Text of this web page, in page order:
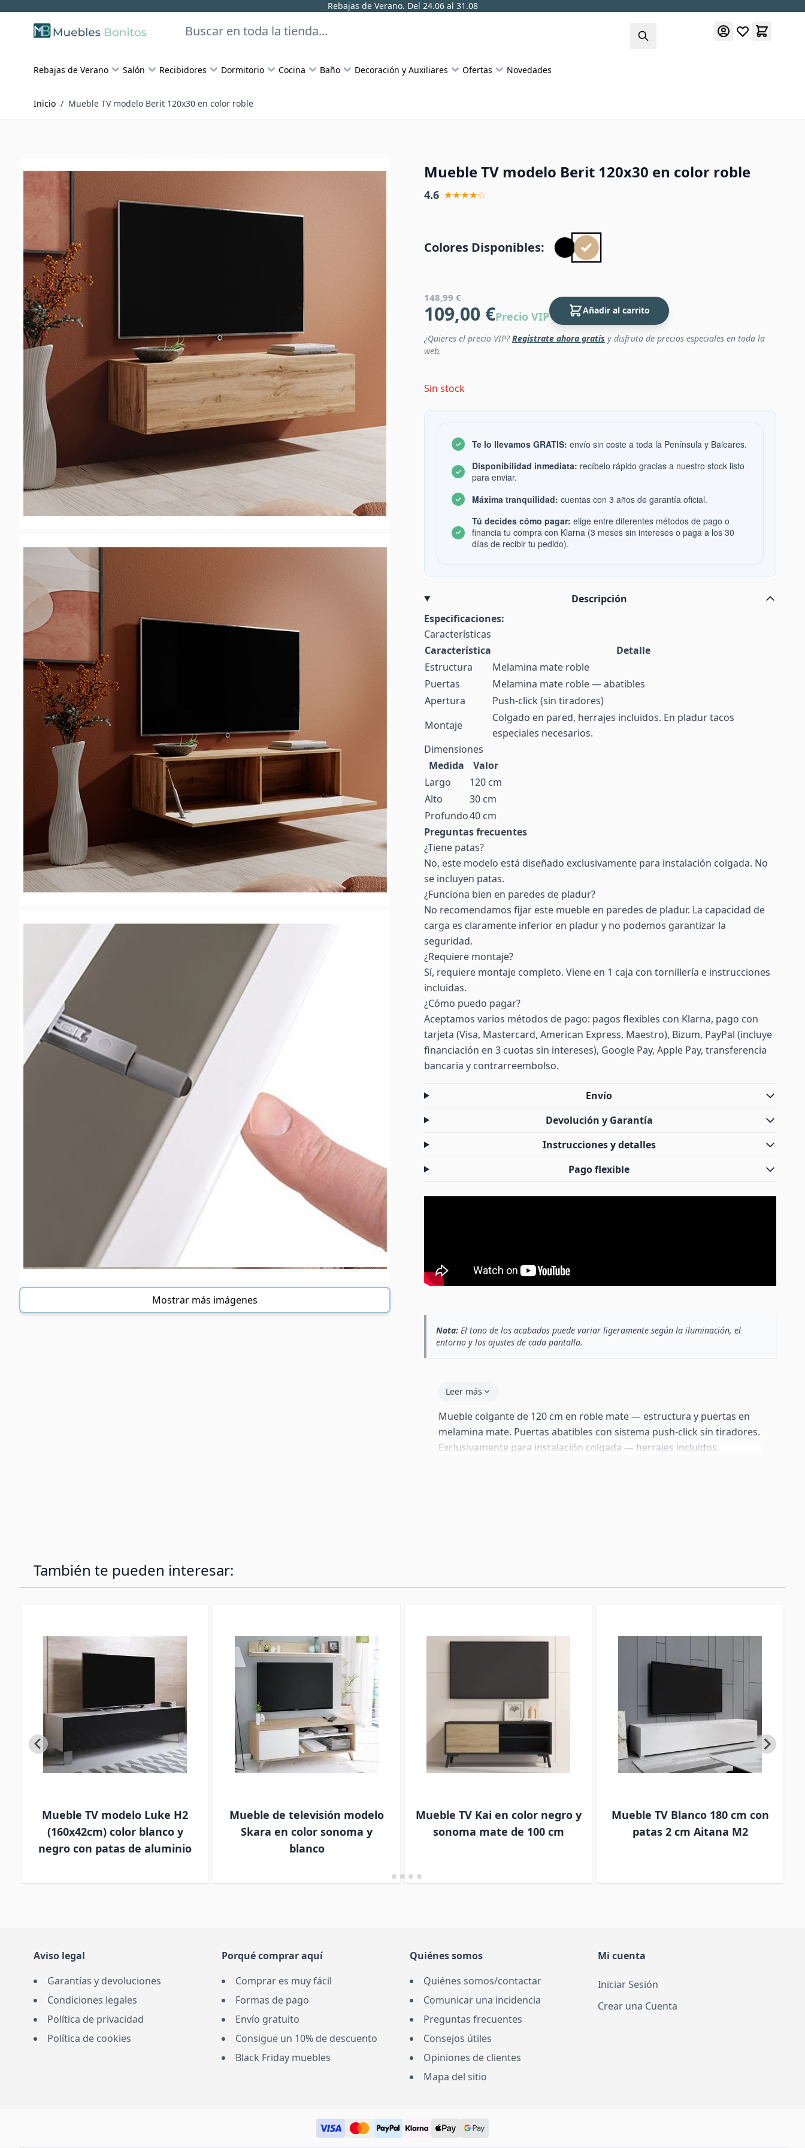
Rebajas de Verano. Del 24.06 al 31.08
Skip to Content
Buscar
Rebajas de Verano Salón Recibidores Dormitorio Cocina Baño Decoración y Auxiliares Ofertas Novedades
Inicio / Mueble TV modelo Berit 120x30 en color roble
Mostrar más imágenes
Mueble TV modelo Berit 120x30 en color roble
4.6 ★★★★☆
Colores Disponibles:
148,99 €
109,00 €Precio VIP Añadir al carrito
¿Quieres el precio VIP?Regístrate ahora gratis y disfruta de precios especiales en toda la
web.
Sin stock
Te lo llevamos GRATIS: envío sin coste a toda la Península y Baleares.
Disponibilidad inmediata: recíbelo rápido gracias a nuestro stock listo
para enviar.
Máxima tranquilidad: cuentas con 3 años de garantía oficial.
Tú decides cómo pagar: elige entre diferentes métodos de pago o
financia tu compra con Klarna (3 meses sin intereses o paga a los 30
días de recibir tu pedido).
Descripción
Especificaciones:
Características
Característica
Detalle
Estructura
Melamina mate roble
Puertas
Melamina mate roble — abatibles
Apertura
Push-click (sin tiradores)
Montaje
Colgado en pared, herrajes incluidos. En pladur tacos
especiales necesarios.
Dimensiones
Medida
Valor
Largo
120 cm
Alto
30 cm
Profundo40 cm
Preguntas frecuentes
¿Tiene patas?
No, este modelo está diseñado exclusivamente para instalación colgada. No
se incluyen patas.
¿Funciona bien en paredes de pladur?
No recomendamos fijar este mueble en paredes de pladur. La capacidad de
carga es claramente inferior en pladur y no podemos garantizar la
seguridad.
¿Requiere montaje?
Sí, requiere montaje completo. Viene en 1 caja con tornillería e instrucciones
incluidas.
¿Cómo puedo pagar?
Aceptamos varios métodos de pago: pagos flexibles con Klarna, pago con
tarjeta (Visa, Mastercard, American Express, Maestro), Bizum, PayPal (incluye
financiación en 3 cuotas sin intereses), Google Pay, Apple Pay, transferencia
bancaria y contrarreembolso.
Envío
Devolución y Garantía
Instrucciones y detalles
Pago flexible
Nota: El tono de los acabados puede variar ligeramente según la iluminación, el
entorno y los ajustes de cada pantalla.
Leer más
Mueble colgante de 120 cm en roble mate — estructura y puertas en
melamina mate. Puertas abatibles con sistema push-click sin tiradores.
Exclusivamente para instalación colgada — herrajes incluidos.
También te pueden interesar:
Mueble TV modelo Luke H2
(160x42cm) color blanco y
negro con patas de aluminio
Mueble de televisión modelo
Skara en color sonoma y
blanco
Mueble TV Kai en color negro y
sonoma mate de 100 cm
Mueble TV Blanco 180 cm con
patas 2 cm Aitana M2
Aviso legal
Garantías y devoluciones
Condiciones legales
Política de privacidad
Política de cookies
Porqué comprar aquí
Comprar es muy fácil
Formas de pago
Envío gratuito
Consigue un 10% de descuento
Black Friday muebles
Quiénes somos
Quiénes somos/contactar
Comunicar una incidencia
Preguntas frecuentes
Consejos útiles
Opiniones de clientes
Mapa del sitio
Mi cuenta
Iniciar Sesión
Crear una Cuenta